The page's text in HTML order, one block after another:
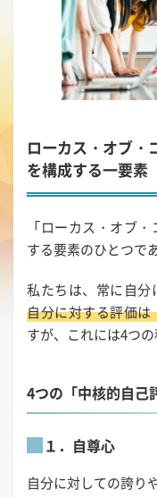
ローカス・オブ・
を構成する一要素
「ローカス・オブ
する要素のひとつで
私たちは、常に自
自分に対する評価
すが、これには4つの
4つの「中核的自己
１．自尊心
自分に対しての誇り